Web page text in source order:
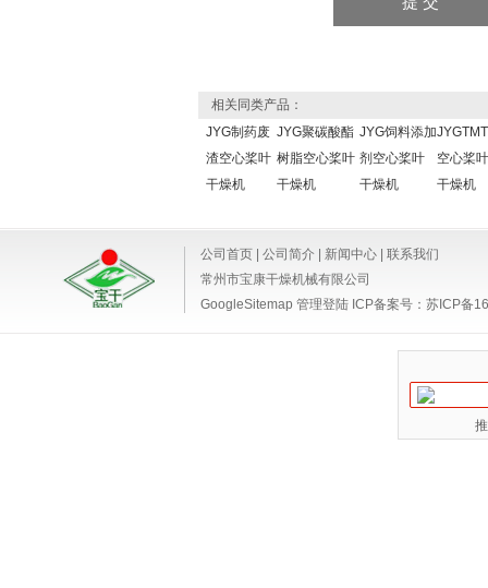
相关同类产品：
JYG制药废
渣空心桨叶
干燥机
JYG聚碳酸酯
树脂空心桨叶
干燥机
JYG饲料添加
剂空心桨叶
干燥机
空心桨叶
干燥机
公司首页 公司简介 新闻中心
联系我们
常州市宝康干燥机械有限公司
GoogleSitemap 管理登陆 ICP备案号： 苏ICP备